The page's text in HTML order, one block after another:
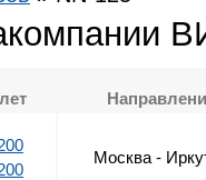
Москва -